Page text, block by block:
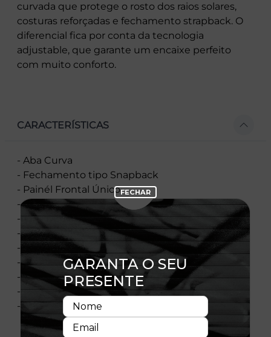
curvada que protege o rosto dos raios solares,
costuras reforçadas e fechamento strapback. O
diferencial fica por conta da tecnologia
adjustable, que garante um encaixe perfeito
com muito conforto.
CARACTERÍSTICAS
- Aba Curva
- Fechamento tipo Snapback
- Painél Frontal Único
- Estruturado
- Bordado Frontal
- Bordado Traseiro
- Flag Bordada
- Material: Sarja
- Composição: 100% Poliéster
- Importado
- Licença Oficial